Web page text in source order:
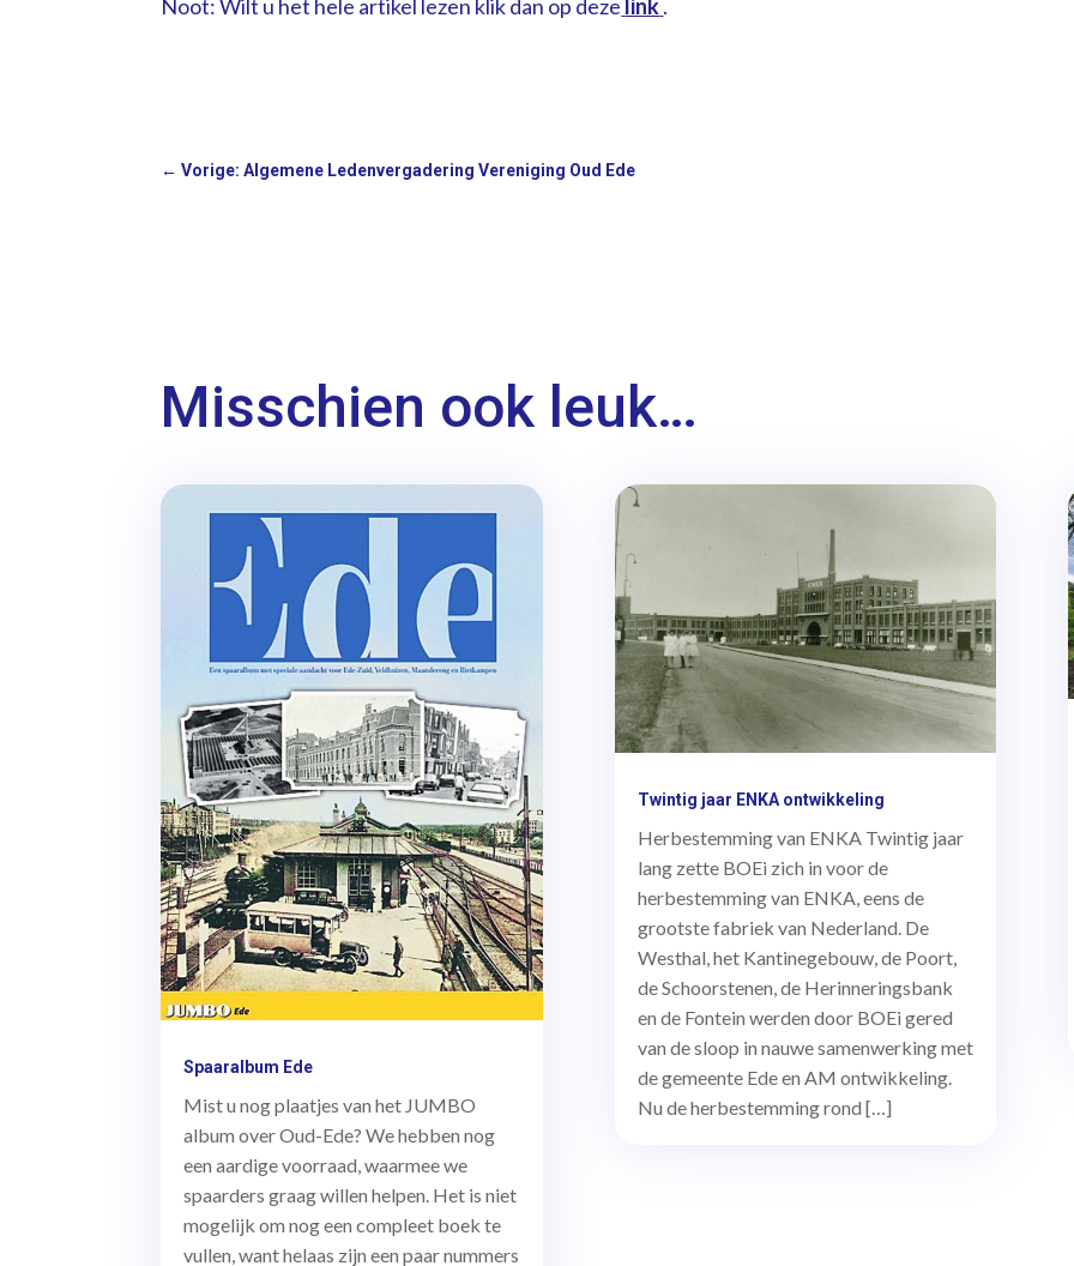
Noot: Wilt u het hele artikel lezen klik dan op deze link.
←Vorige: Algemene Ledenvergadering Vereniging Oud Ede
Misschien ook leuk…
Spaaralbum Ede
Mist u nog plaatjes van het JUMBO
album over Oud-Ede? We hebben nog
een aardige voorraad, waarmee we
spaarders graag willen helpen. Het is niet
mogelijk om nog een compleet boek te
vullen, want helaas zijn een paar nummers
Twintig jaar ENKA ontwikkeling
Herbestemming van ENKA Twintig jaar
lang zette BOEi zich in voor de
herbestemming van ENKA, eens de
grootste fabriek van Nederland. De
Westhal, het Kantinegebouw, de Poort,
de Schoorstenen, de Herinneringsbank
en de Fontein werden door BOEi gered
van de sloop in nauwe samenwerking met
de gemeente Ede en AM ontwikkeling.
Nu de herbestemming rond […]